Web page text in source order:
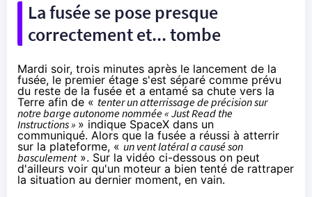
La fusée se pose presque
correctement et... tombe
Mardi soir, trois minutes après le lancement de la
fusée, le premier étage s'est séparé comme prévu
du reste de la fusée et a entamé sa chute vers la
Terre afin de « tenter un atterrissage de précision sur
notre barge autonome nommée « Just Read the
Instructions » » indique SpaceX dans un
communiqué. Alors que la fusée a réussi à atterrir
sur la plateforme, « un vent latéral a causé son
basculement». Sur la vidéo ci-dessous on peut
d'ailleurs voir qu'un moteur a bien tenté de rattraper
la situation au dernier moment, en vain.